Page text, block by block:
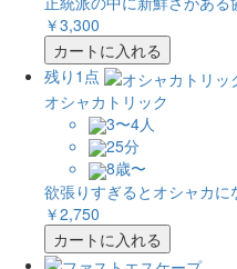
￥3,300
カートに入れる
残り1点
オシャカトリック
3〜4人
25分
8歳〜
欲張りすぎるとオシャカ
￥2,750
カートに入れる